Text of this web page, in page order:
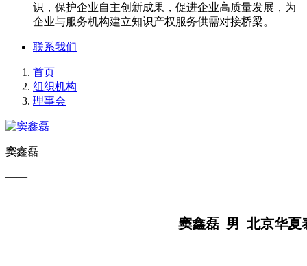
识，保护企业自主创新成果，促进企业高质量发展，为
企业与服务机构建立知识产权服务供需对接桥梁。
联系我们
首页
组织机构
理事会
窦鑫磊
——
窦鑫磊 男 北京华夏